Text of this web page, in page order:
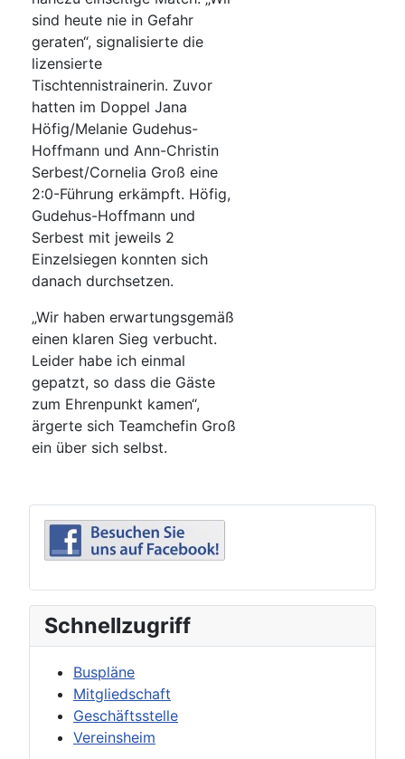
sind heute nie in Gefahr
geraten“, signalisierte die
lizensierte
Tischtennistrainerin. Zuvor
hatten im Doppel Jana
Höfig/Melanie Gudehus-
Hoffmann und Ann-Christin
Serbest/Cornelia Groß eine
2:0-Führung erkämpft. Höfig,
Gudehus-Hoffmann und
Serbest mit jeweils 2
Einzelsiegen konnten sich
danach durchsetzen.
„Wir haben erwartungsgemäß
einen klaren Sieg verbucht.
Leider habe ich einmal
gepatzt, so dass die Gäste
zum Ehrenpunkt kamen“,
ärgerte sich Teamchefin Groß
ein über sich selbst.
Schnellzugriff
Buspläne
Mitgliedschaft
Geschäftsstelle
Vereinsheim